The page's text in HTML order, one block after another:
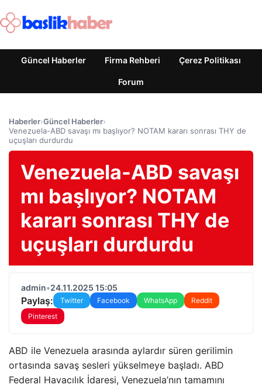
Güncel Haberler Firma Rehberi Çerez Politikası
Forum
Haberler›Güncel Haberler›
Venezuela-ABD savaşı mı başlıyor? NOTAM kararı sonrası THY de
uçuşları durdurdu
Venezuela-ABD savaşı
mı başlıyor? NOTAM
kararı sonrası THY de
uçuşları durdurdu
admin•24.11.2025 15:05
Paylaş: Twitter Facebook WhatsApp
Reddit
Pinterest
ABD ile Venezuela arasında aylardır süren gerilimin
ortasında savaş sesleri yükselmeye başladı. ABD
Federal Havacılık İdaresi, Venezuela’nın tamamını